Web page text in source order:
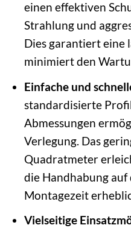
einen effektiven
Strahlung und
Dies garantiert eine
minimiert den
Einfache und
standardisierte
Abmessungen
Verlegung. Das
Quadratmeter
die Handhabung auf
Montagezeit
Vielseitige